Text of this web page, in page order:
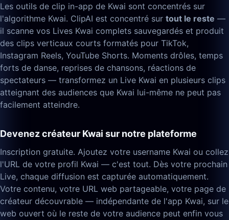
Les outils de clip in-app de Kwai sont concentrés sur
l'algorithme Kwai. ClipAI est concentré sur tout le reste —
il scanne vos Lives Kwai complets sauvegardés et produit
des clips verticaux courts formatés pour TikTok,
Instagram Reels, YouTube Shorts. Moments drôles, temps
forts de danse, reprises de chansons, réactions de
spectateurs — transformez un Live Kwai en plusieurs clips
atteignant des audiences que Kwai lui-même ne peut pas
facilement atteindre.
Devenez créateur Kwai sur notre plateforme
Inscription gratuite. Ajoutez votre username Kwai ou collez
l'URL de votre profil Kwai — c'est tout. Dès votre prochain
Live, chaque diffusion est capturée automatiquement.
Votre contenu, votre URL web partageable, votre page de
créateur découvrable — indépendante de l'app Kwai, sur le
web ouvert où le reste de votre audience peut enfin vous